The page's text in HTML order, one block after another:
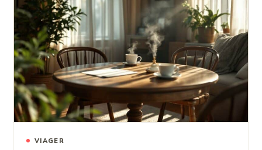
VIAGER